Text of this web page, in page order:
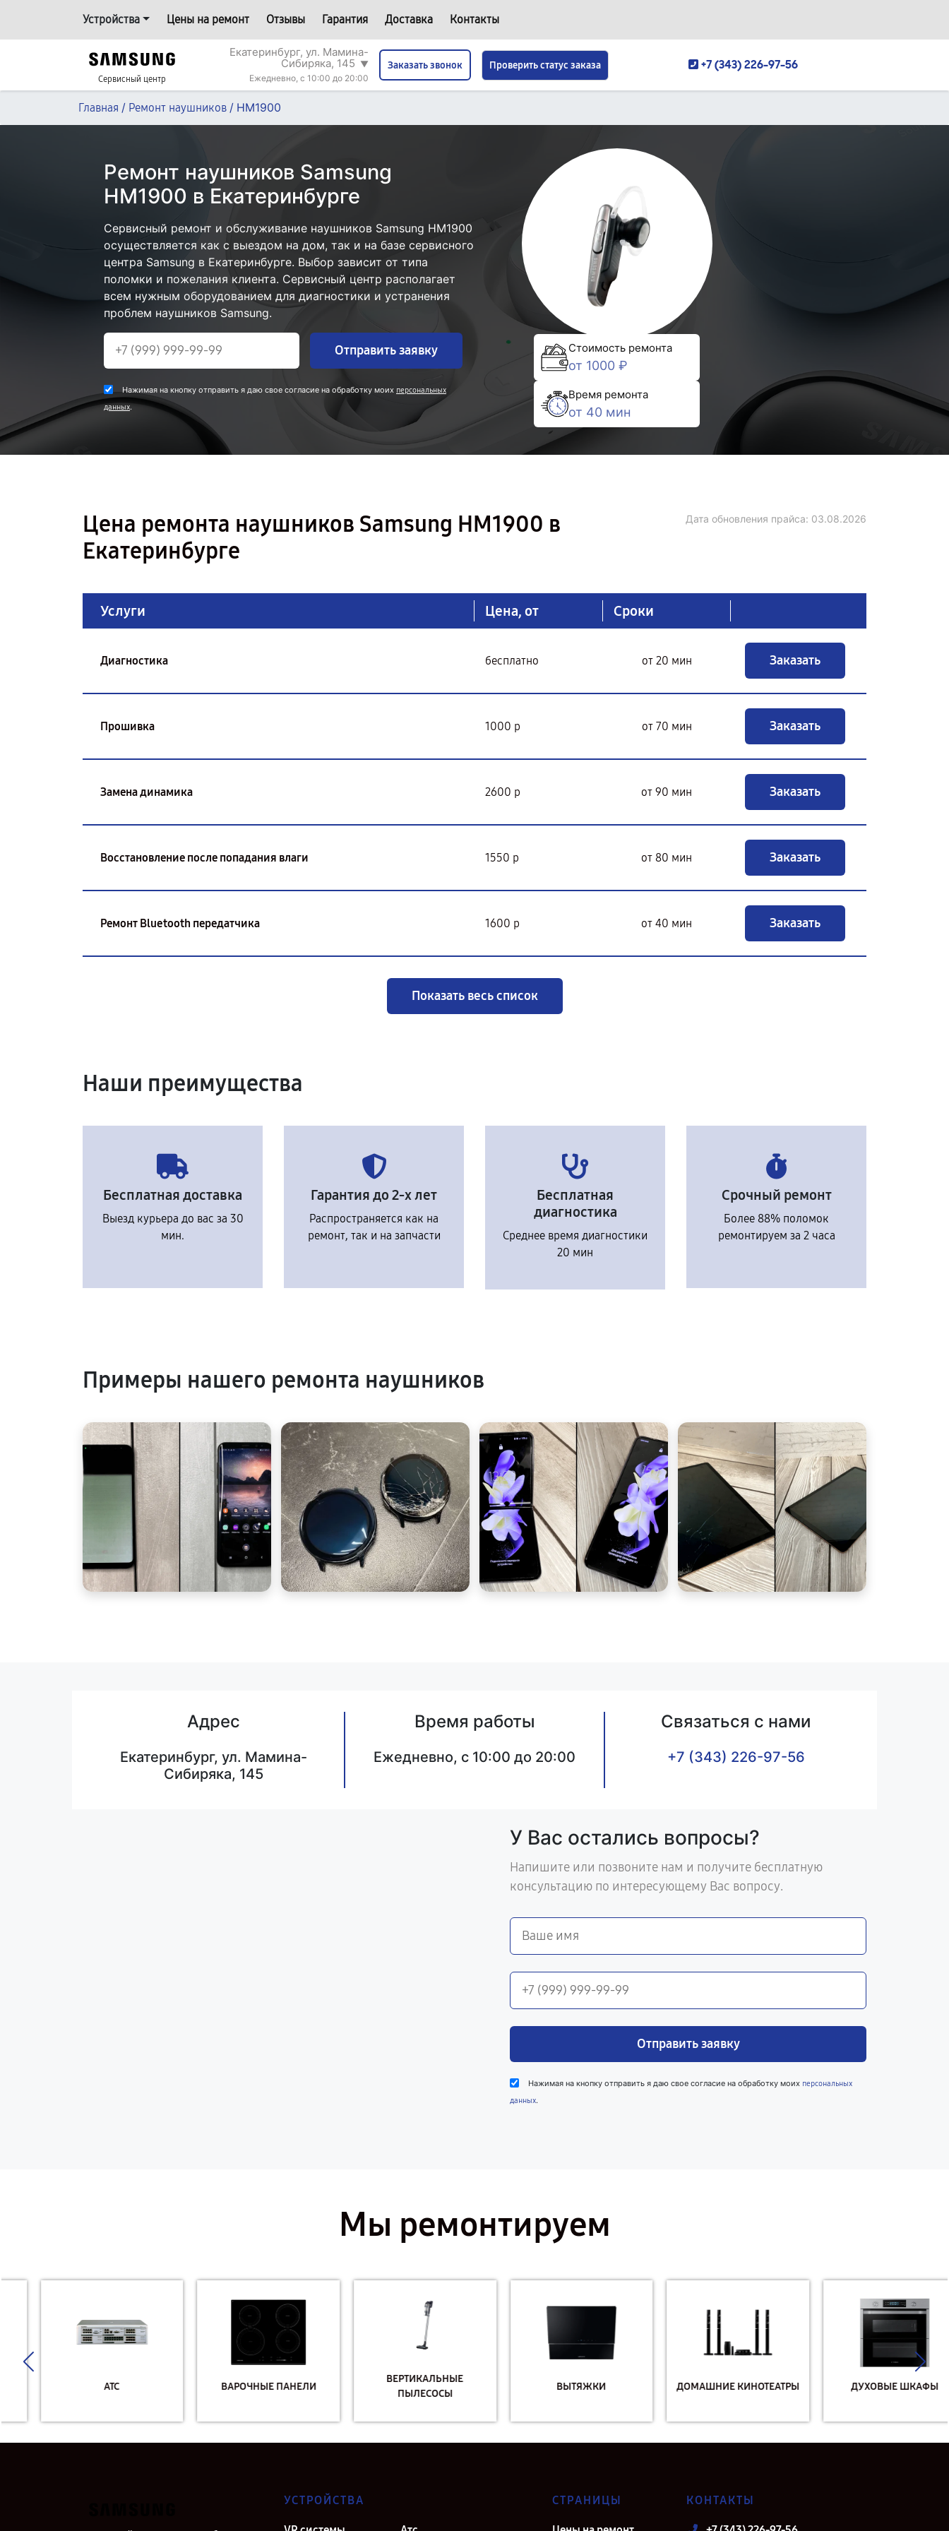
Устройства Цены на ремонт Отзывы Гарантия Доставка Контакты
Сервисный центр
Екатеринбург, ул. Мамина-
Сибиряка, 145 ▼
Ежедневно, с 10:00 до 20:00
Заказать звонок Проверить статус заказа +7 (343) 226-97-56
Главная / Ремонт наушников / HM1900
Ремонт наушников Samsung
HM1900 в Екатеринбурге
Сервисный ремонт и обслуживание наушников Samsung HM1900
осуществляется как с выездом на дом, так и на базе сервисного
центра Samsung в Екатеринбурге. Выбор зависит от типа
поломки и пожелания клиента. Сервисный центр располагает
всем нужным оборудованием для диагностики и устранения
проблем наушников Samsung.
Отправить заявку
Нажимая на кнопку отправить я даю свое согласие на обработку моих персональных
данных.
Стоимость ремонта
от 1000 ₽
Время ремонта
от 40 мин
Цена ремонта наушников Samsung HM1900 в
Екатеринбурге
Дата обновления прайса: 03.08.2026
Услуги Цена, от Сроки
Диагностика бесплатно от 20 мин Заказать
Прошивка 1000 р от 70 мин Заказать
Замена динамика 2600 р от 90 мин Заказать
Восстановление после попадания влаги 1550 р от 80 мин Заказать
Ремонт Bluetooth передатчика 1600 р от 40 мин Заказать
Показать весь список
Наши преимущества
Бесплатная доставка
Выезд курьера до вас за 30
мин.
Гарантия до 2-х лет
Распространяется как на
ремонт, так и на запчасти
Бесплатная
диагностика
Среднее время диагностики
20 мин
Срочный ремонт
Более 88% поломок
ремонтируем за 2 часа
Примеры нашего ремонта наушников
Адрес
Екатеринбург, ул. Мамина-
Сибиряка, 145
Время работы
Ежедневно, с 10:00 до 20:00
Связаться с нами
+7 (343) 226-97-56
У Вас остались вопросы?
Напишите или позвоните нам и получите бесплатную
консультацию по интересующему Вас вопросу.
Отправить заявку
Нажимая на кнопку отправить я даю свое согласие на обработку моих персональных
данных.
Мы ремонтируем
ВАРОЧНЫЕ ПАНЕЛИ
ВЕРТИКАЛЬНЫЕ
ПЫЛЕСОСЫ
ВЫТЯЖКИ ДОМАШНИЕ КИНОТЕАТРЫ ДУХОВЫЕ ШКАФЫ
УСТРОЙСТВА СТРАНИЦЫ КОНТАКТЫ